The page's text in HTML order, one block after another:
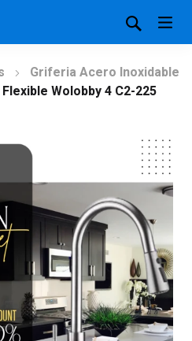
Griferia Acero Inoxidable
Wolobby 4 C2-225